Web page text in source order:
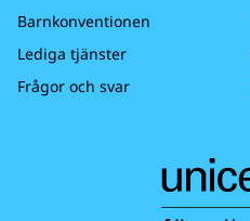
Barnkonventionen
Lediga tjänster
Frågor och svar